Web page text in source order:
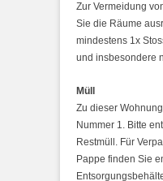
Zur Vermeidung
Sie die Räume
mindestens 1x
und insbesondere
Müll
Zu dieser
Nummer 1. Bitte
Restmüll. Für
Pappe finden Sie